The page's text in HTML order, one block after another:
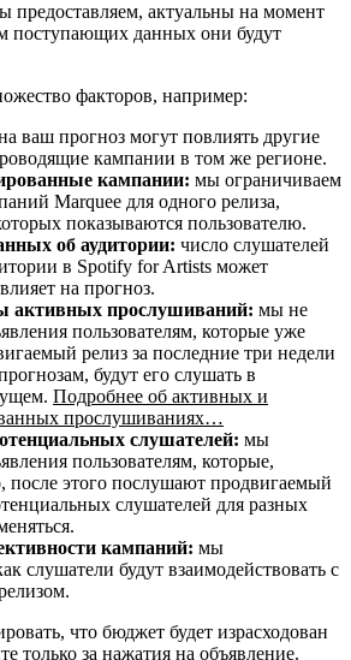
предоставляем, актуальны на момент
поступающих данных они будут
факторов, например:
ваш прогноз могут повлиять другие
кампании в том же регионе.
кампании: мы ограничиваем
Marquee для одного релиза,
показываются пользователю.
об аудитории: число слушателей
в Spotify for Artists может
на прогноз.
активных прослушиваний: мы не
пользователям, которые уже
релиз за последние три недели
будут его слушать в
Подробнее об активных и
прослушиваниях…
слушателей: мы
пользователям, которые,
после этого послушают продвигаемый
слушателей для разных
кампаний: мы
слушатели будут взаимодействовать с
что бюджет будет израсходован
только за нажатия на объявление.